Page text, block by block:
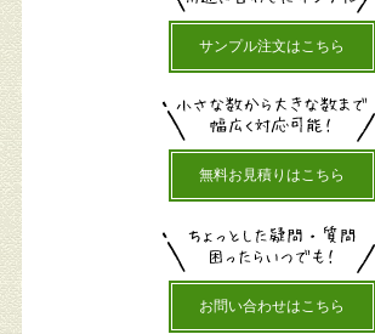
サンプル注文はこちら
無料お見積りはこちら
お問い合わせはこちら